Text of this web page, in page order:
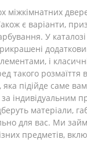
міжкімнатних
є варіанти,
У
і
такого розмаїття
яка підійде саме
індивідуальним
матеріали,
для вас. Ми
предметів,